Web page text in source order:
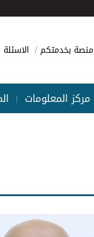
منصة بخدمتكم الاسئلة
مركز المعلومات |